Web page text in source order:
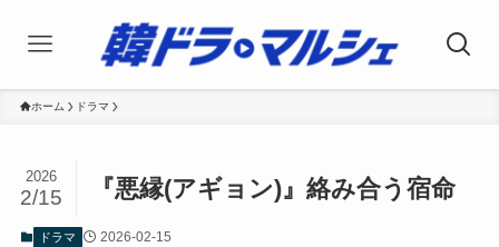
ホーム ドラマ
『悪縁(アギョン)』絡み合う宿命
2026
2/15
ドラマ 2026-02-15